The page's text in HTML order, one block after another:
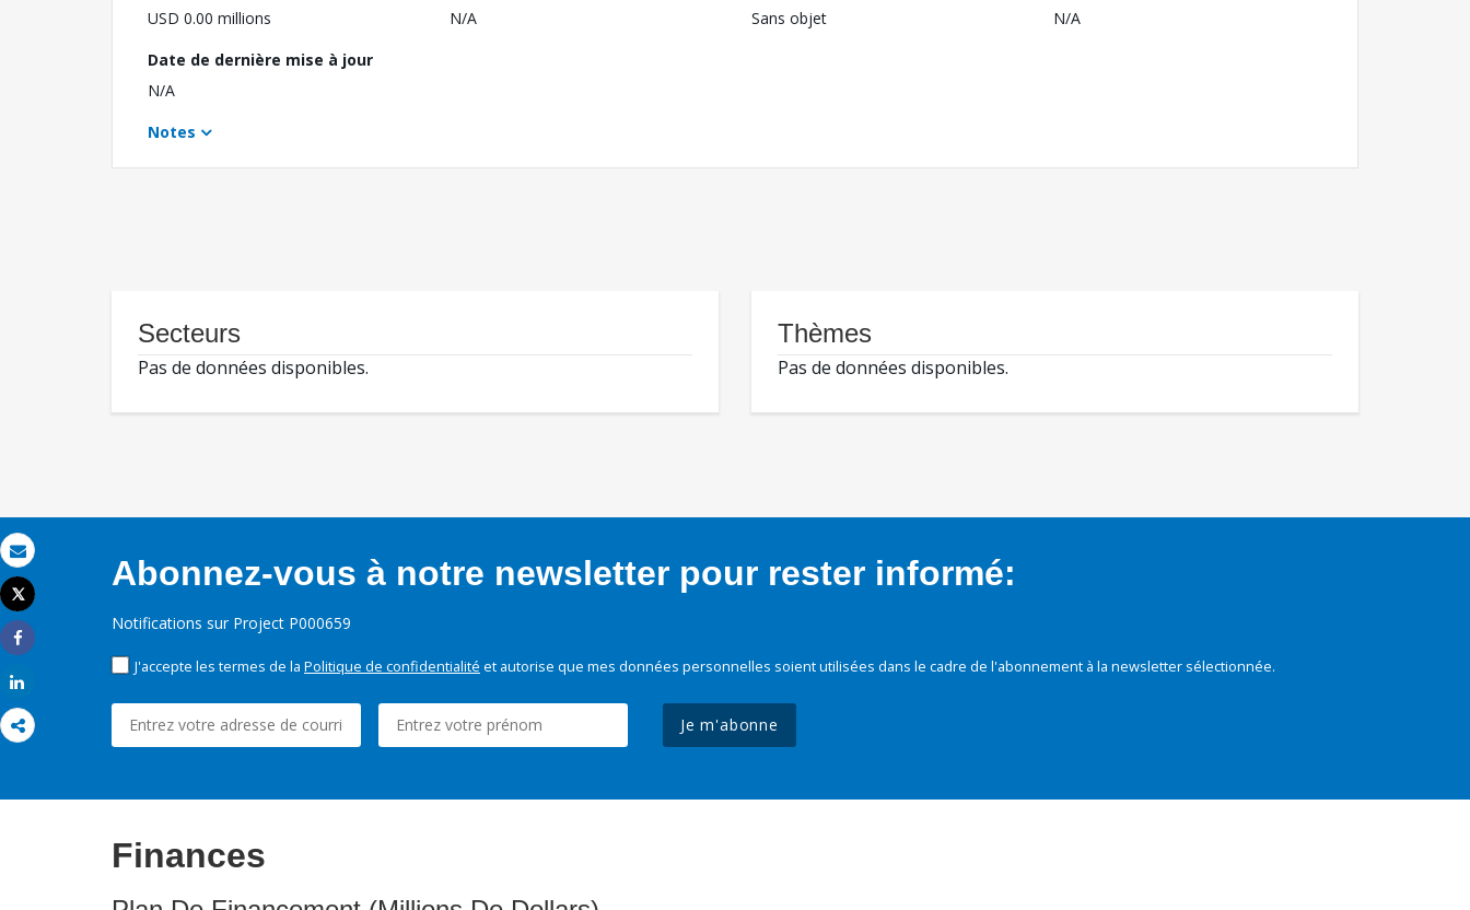
Email
Imprimer
Tweet
Share
USD 0.00 millions
N/A
Sans objet
N/A
Date de dernière mise à jour
N/A
Notes
Secteurs
Pas de données disponibles.
Thèmes
Pas de données disponibles.
Abonnez-vous à notre newsletter pour rester informé:
Notifications sur Project P000659
J'accepte les termes de la Politique de confidentialité et autorise que mes données personnelles soient utilisées dans le cadre de l'abonnement à la newsletter sélectionnée.
Je m'abonne
Finances